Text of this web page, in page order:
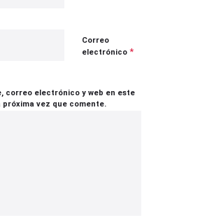
Correo
electrónico *
correo electrónico y web en este
próxima vez que comente.